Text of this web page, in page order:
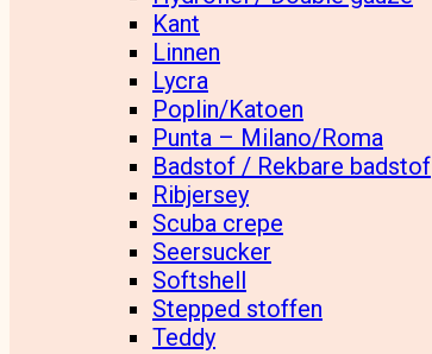
Kant
Linnen
Lycra
Poplin/Katoen
Punta – Milano/Roma
Badstof / Rekbare badstof
Ribjersey
Scuba crepe
Seersucker
Softshell
Stepped stoffen
Teddy